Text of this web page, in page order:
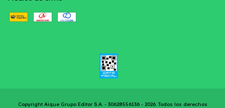
Copyright Aique Grupo Editor S.A. - 30628556136 - 2026. Todos los derechos